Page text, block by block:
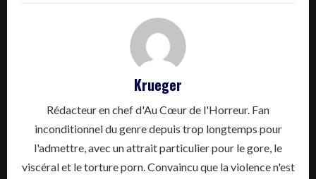
Krueger
Rédacteur en chef d'Au Cœur de l'Horreur. Fan
inconditionnel du genre depuis trop longtemps pour
l'admettre, avec un attrait particulier pour le gore, le
viscéral et le torture porn. Convaincu que la violence n'est